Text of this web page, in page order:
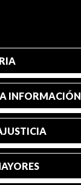
INFORMACIÓN